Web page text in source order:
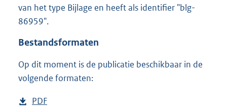
1
van het type Bijlage en heeft als identifier "blg-
86959".
Bestandsformaten
Op dit moment is de publicatie beschikbaar in de
volgende formaten:
D
PDF